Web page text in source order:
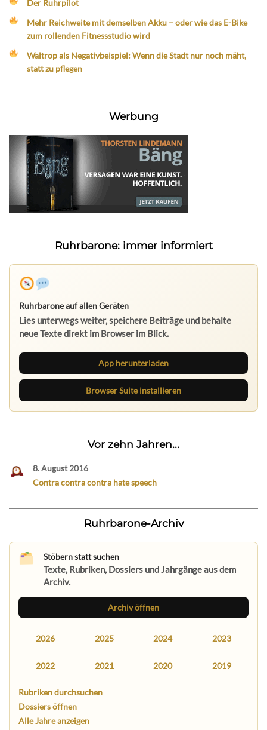
Der Ruhrpilot
Mehr Reichweite mit demselben Akku – oder wie das E-Bike
zum rollenden Fitnessstudio wird
Waltrop als Negativbeispiel: Wenn die Stadt nur noch mäht,
statt zu pflegen
Werbung
Ruhrbarone: immer informiert
Ruhrbarone auf allen Geräten
Lies unterwegs weiter, speichere Beiträge und behalte
neue Texte direkt im Browser im Blick.
App herunterladen
Browser Suite installieren
Vor zehn Jahren...
8. August 2016
Contra contra contra hate speech
Ruhrbarone-Archiv
Stöbern statt suchen
Texte, Rubriken, Dossiers und Jahrgänge aus dem
Archiv.
Archiv öffnen
2026 2025 2024 2023
2022 2021 2020 2019
Rubriken durchsuchen
Dossiers öffnen
Alle Jahre anzeigen